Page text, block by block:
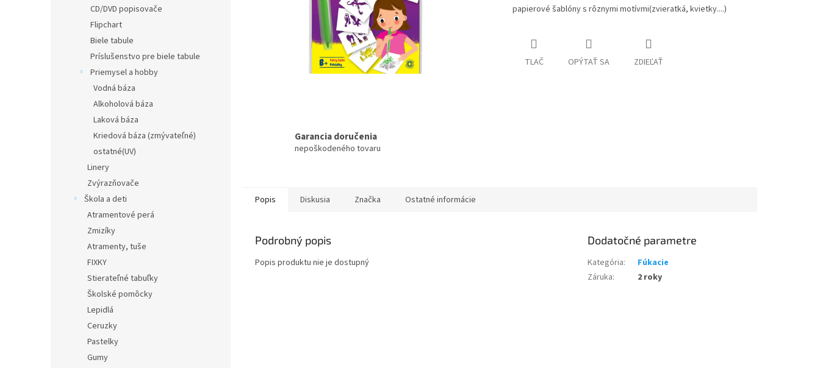
CD/DVD popisovače
Flipchart
Biele tabule
Príslušenstvo pre biele tabule
Priemysel a hobby
Vodná báza
Alkoholová báza
Laková báza
Kriedová báza (zmývateľné)
ostatné(UV)
Linery
Zvýrazňovače
Škola a deti
Atramentové perá
Zmizíky
Atramenty, tuše
FIXKY
Stierateľné tabuľky
Školské pomôcky
Lepidlá
Ceruzky
Pastelky
Gumy
papierové šablóny s rôznymi motívmi(zvieratká, kvietky....)
TLAČ OPÝTAŤ SA ZDIEĽAŤ
Garancia doručenia
nepoškodeného tovaru
Popis Diskusia Značka Ostatné informácie
Podrobný popis
Popis produktu nie je dostupný
Dodatočné parametre
Kategória:
Fúkacie
Záruka: 2 roky